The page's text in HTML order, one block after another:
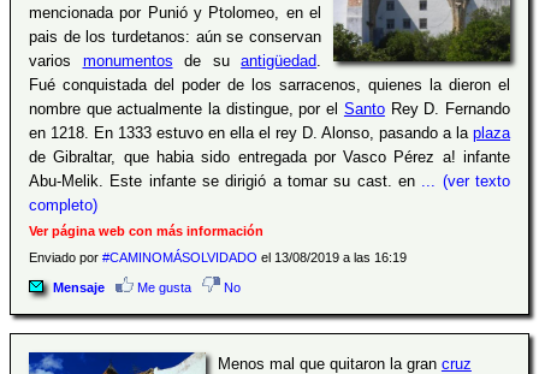
mencionada por Punió y Ptolomeo, en el
pais de los turdetanos: aún se conservan
varios monumentos de suantigüedad
Fué conquistada del poder de los sarracenos, quienes la dieron el
nombre que actualmente la distingue, por el SantoRey D. Fernando
en 1218. En 1333 estuvo en ella el rey D. Alonso, pasando a la plaza
de Gibraltar, que habia sido entregada por Vasco Pérez a! infante
Abu-Melik. Este infante se dirigió a tomar su cast. en
... (ver texto
completo)
Ver página web con más información
Enviado por #CAMINOMÁSOLVIDADO el 13/08/2019 a las 16:19
Mensaje Me gusta No
Menos mal que quitaron la gran cruz